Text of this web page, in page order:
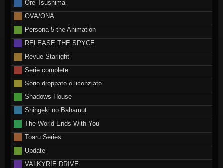
Ore Tsushima
OVA/ONA
Persona 5 the Animation
RELEASE THE SPYCE
Revue Starlight
Serie complete
Serie droppate e licenziate
Shadows House
Shingeki no Bahamut
The World Ends With You
Toaru Series
Update
VALKYRIE DRIVE